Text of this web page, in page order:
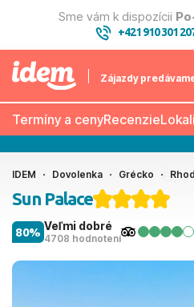
Sme vám k dispozícii
+421 910 301
Zájazdy
Termíny a cenyRecenzie
IDEM Dovolenka Grécko
Sun Palace
Veľmi dobré
4708 hodnotení
80%